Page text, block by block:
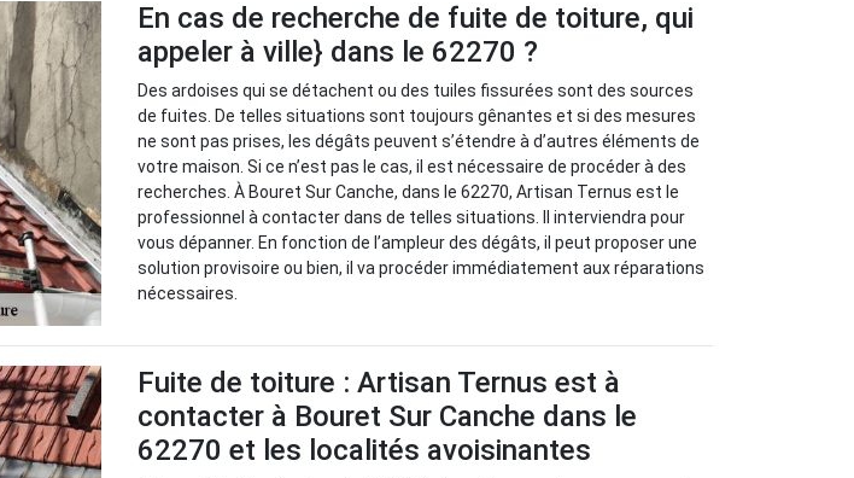
En cas de recherche de fuite de toiture, qui
appeler à ville} dans le 62270 ?
Des ardoises qui se détachent ou des tuiles fissurées sont des sources
de fuites. De telles situations sont toujours gênantes et si des mesures
ne sont pas prises, les dégâts peuvent s’étendre à d’autres éléments de
votre maison. Si ce n’est pas le cas, il est nécessaire de procéder à des
recherches. À Bouret Sur Canche, dans le 62270, Artisan Ternus est le
professionnel à contacter dans de telles situations. Il interviendra pour
vous dépanner. En fonction de l’ampleur des dégâts, il peut proposer une
solution provisoire ou bien, il va procéder immédiatement aux réparations
nécessaires.
Fuite de toiture : Artisan Ternus est à
contacter à Bouret Sur Canche dans le
62270 et les localités avoisinantes